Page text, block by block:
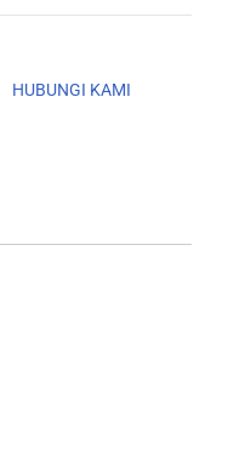
HUBUNGI KAMI